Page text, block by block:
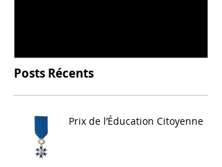
Posts Récents
Prix de l’Éducation Citoyenne